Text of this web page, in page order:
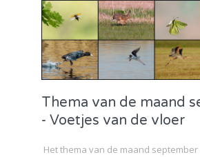
Thema van de maand
- Voetjes van de vloer
Het thema van de maand